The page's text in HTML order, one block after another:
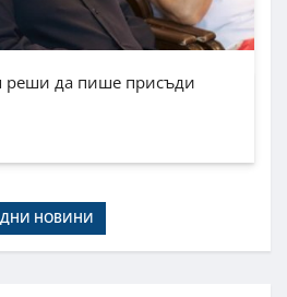
реши да пише присъди
НОВИНИ